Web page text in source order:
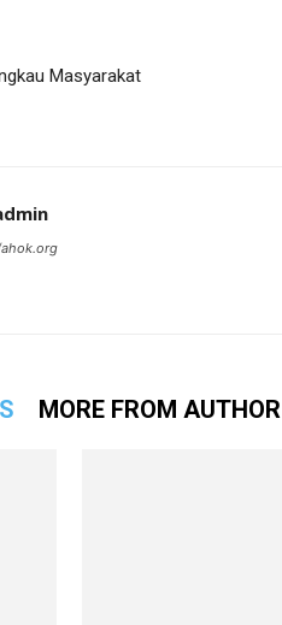
Masyarakat
MORE FROM AUTHOR